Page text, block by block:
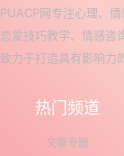
PUACP网专注心理、
恋爱技巧教学、情感咨
致力于打造具有影响力
热门频道
文章专题